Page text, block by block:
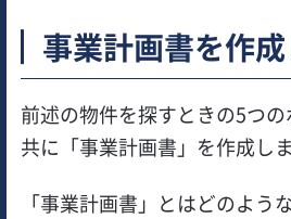
事業計画書を作成
前述の物件を探すときの5つ
共に「事業計画書」を作成し
「事業計画書」とはどのよう